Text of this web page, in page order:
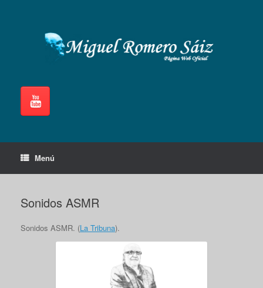
Menú
Sonidos ASMR
Sonidos ASMR. (La Tribuna).